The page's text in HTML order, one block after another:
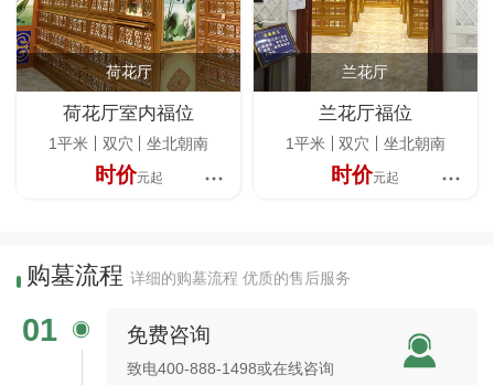
荷花厅
荷花厅室内福位
1平米 双穴 坐北朝南
时价元起
兰花厅
兰花厅福位
1平米 双穴 坐北朝南
时价元起
购墓流程 详细的购墓流程 优质的售后服务
01 免费咨询
致电400-888-1498或在线咨询